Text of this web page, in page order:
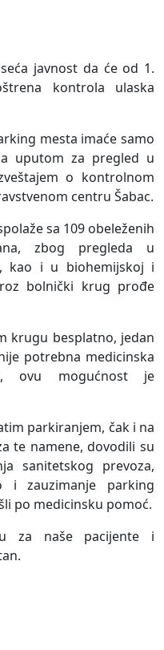
javnost da će od 1.
kontrola ulaska
mesta imaće samo
uputom za pregled u
o kontrolnom
centru Šabac.
sa 109 obeleženih
zbog pregleda u
kao i u biohemijskoj i
bolnički krug prođe
krugu besplatno, jedan
potrebna medicinska
ovu mogućnost je
parkiranjem, čak i na
te namene, dovodili su
sanitetskog prevoza,
i zauzimanje parking
po medicinsku pomoć.
za naše pacijente i